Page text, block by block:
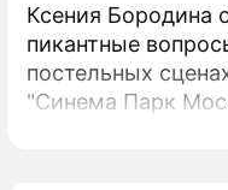
Ксения Бородина
пикантные
постельных
"Синема Парк
показ